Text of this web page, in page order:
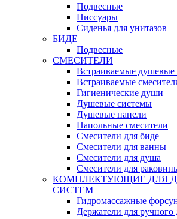
Подвесные
Писсуары
Сиденья для унитазов
БИДЕ
Подвесные
СМЕСИТЕЛИ
Встраиваемые душевые
Встраиваемые
Гигиенические души
Душевые системы
Душевые панели
Напольные смесители
Смесители для биде
Смесители для ванны
Смесители для душа
Смесители для
КОМПЛЕКТУЮЩИЕ ДЛЯ
СИСТЕМ
Гидромассажные
Держатели для ручного